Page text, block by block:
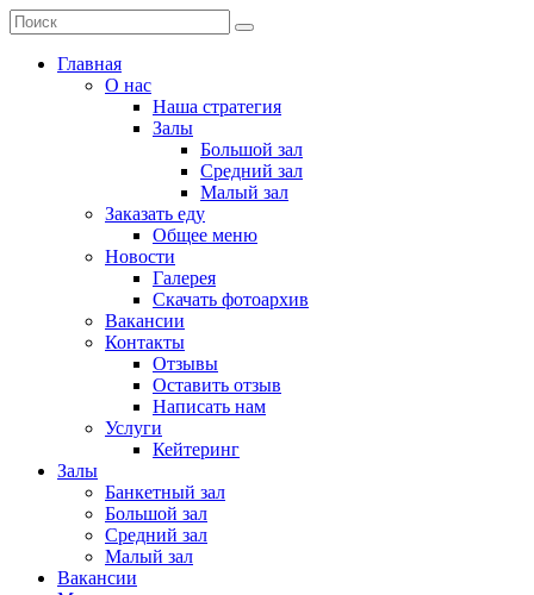
Главная
О нас
Наша стратегия
Залы
Большой зал
Средний зал
Малый зал
Заказать еду
Общее меню
Новости
Галерея
Скачать фотоархив
Вакансии
Контакты
Отзывы
Оставить отзыв
Написать нам
Услуги
Кейтеринг
Залы
Банкетный зал
Большой зал
Средний зал
Малый зал
Вакансии